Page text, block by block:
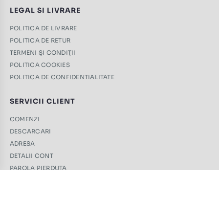
LEGAL SI LIVRARE
POLITICA DE LIVRARE
POLITICA DE RETUR
TERMENI ŞI CONDIŢII
POLITICA COOKIES
POLITICA DE CONFIDENTIALITATE
SERVICII CLIENT
COMENZI
DESCARCARI
ADRESA
DETALII CONT
PAROLA PIERDUTA